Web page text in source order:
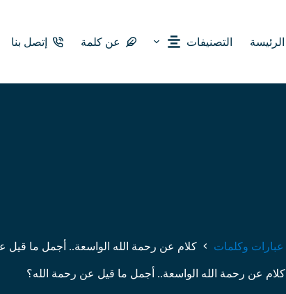
الرئيسة التصنيفات عن كلمة إتصل بنا
عبارات وكلمات كلام عن رحمة الله الواسعة.. أجمل ما قيل
كلام عن رحمة الله الواسعة.. أجمل ما قيل عن رحمة الله؟